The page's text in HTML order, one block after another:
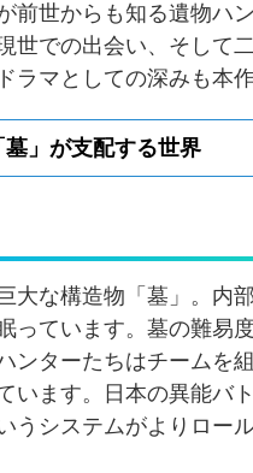
前世からも知る遺物ハ
世での出会い、そし
ラマとしての深みも本
」が支配する世界
大な構造物「墓」。内
っています。墓の難易
ンターたちはチームを
います。日本の異能バ
システムがよりロー